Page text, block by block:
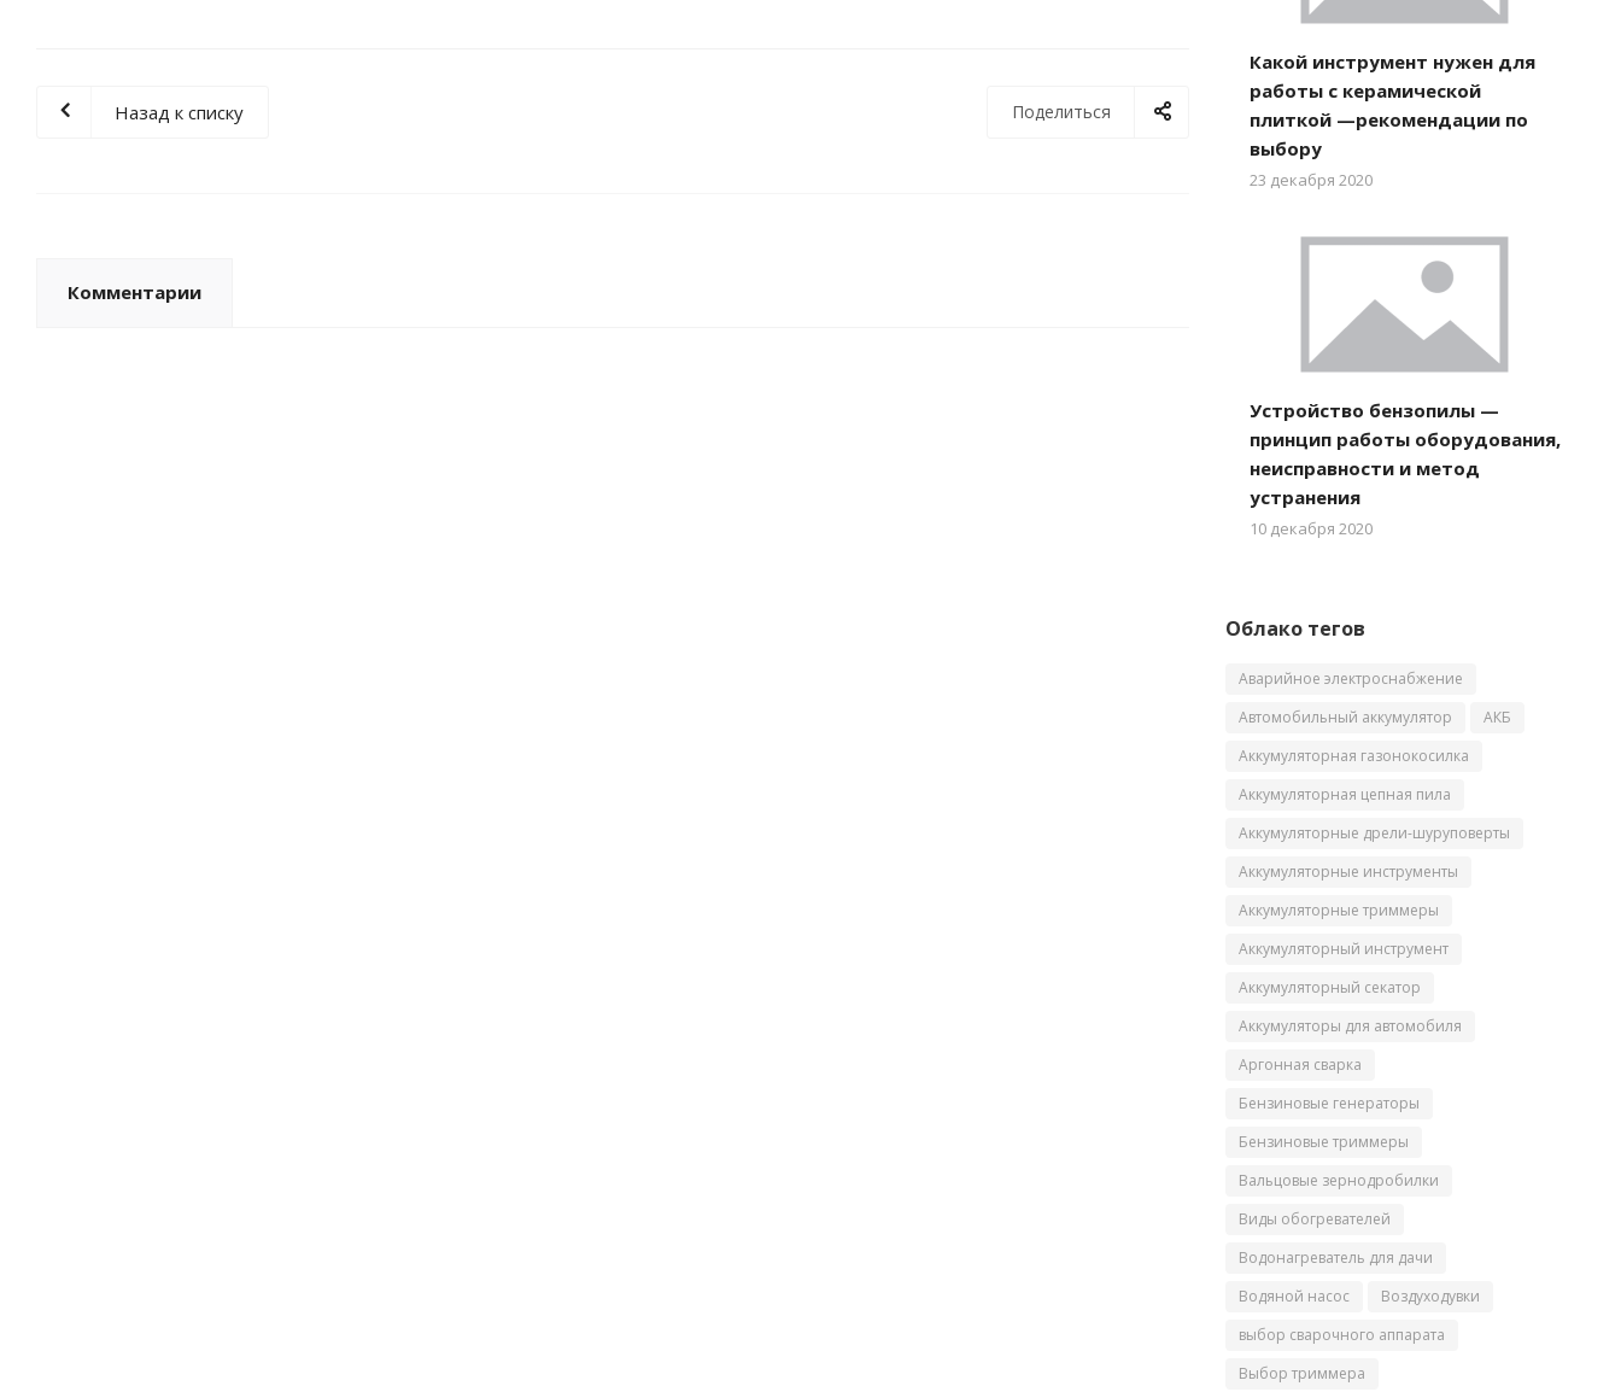
Поделиться
Назад к списку
Комментарии
Какой инструмент нужен для
работы с керамической
плиткой —рекомендации по
выбору
23 декабря 2020
Устройство бензопилы —
принцип работы оборудования,
неисправности и метод
устранения
10 декабря 2020
Облако тегов
Аварийное электроснабжение
Автомобильный аккумулятор
АКБ
Аккумуляторная газонокосилка
Аккумуляторная цепная пила
Аккумуляторные дрели-шуруповерты
Аккумуляторные инструменты
Аккумуляторные триммеры
Аккумуляторный инструмент
Аккумуляторный секатор
Аккумуляторы для автомобиля
Аргонная сварка
Бензиновые генераторы
Бензиновые триммеры
Вальцовые зернодробилки
Виды обогревателей
Водонагреватель для дачи
Водяной насос
Воздуходувки
выбор сварочного аппарата
Выбор триммера